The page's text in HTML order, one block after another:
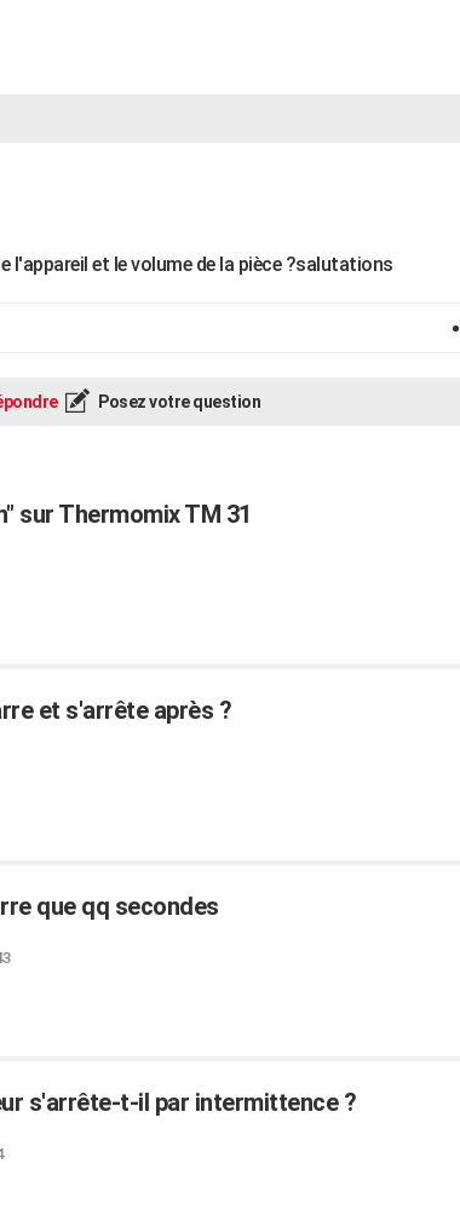
l'appareil et le volume de la pièce ?salutations
Posez votre question
sur Thermomix TM 31
et s'arrête après ?
que qq secondes
s'arrête-t-il par intermittence ?